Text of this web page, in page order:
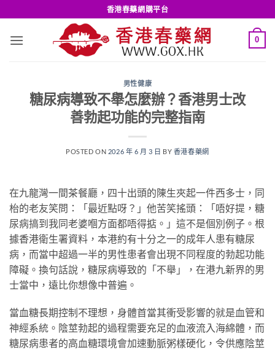
to
content
香港春藥網購平台
0
男性健康
糖尿病導致不舉怎麼辦？香港男士改
善勃起功能的完整指南
POSTED ON 2026 年 6 月 3 日 BY 香港春藥網
在九龍灣一間茶餐廳，四十出頭的陳生夾起一件西多士，同
枱的老友笑問：「最近點呀？」他苦笑搖頭：「唔好提，糖
尿病搞到我同老婆嗰方面都唔得掂。」這不是個別例子。根
據香港衛生署資料，本港約有十分之一的成年人患有糖尿
病，而當中超過一半的男性患者會出現不同程度的勃起功能
障礙。換句話說，糖尿病導致的「不舉」，在港九新界的男
士當中，遠比你想像中普遍。
當血糖長期控制不理想，身體首當其衝受影響的就是血管和
神經系統。陰莖勃起的過程需要充足的血液流入海綿體，而
糖尿病患者的高血糖環境會加速動脈粥樣硬化，令供應陰莖